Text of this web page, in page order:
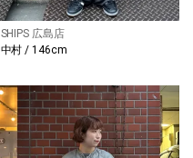
SHIPS 広島店
中村 / 146cm